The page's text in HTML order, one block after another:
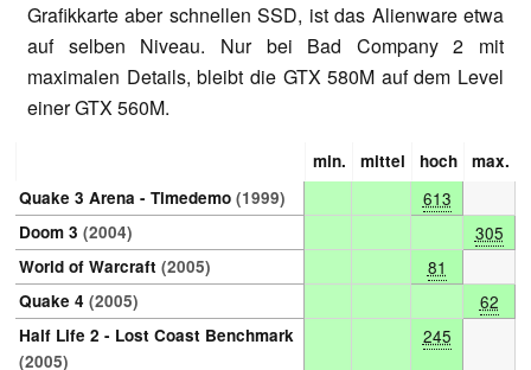
Grafikkarte aber schnellen SSD, ist das Alienware etwa
auf selben Niveau. Nur bei Bad Company 2 mit
maximalen Details, bleibt die GTX 580M auf dem Level
einer GTX 560M.
min. mittel hoch
max.
Quake 3 Arena - Timedemo (1999) 613
Doom 3 (2004) 305
World of Warcraft (2005) 81
Quake 4 (2005) 62
Half Life 2 - Lost Coast Benchmark
(2005)
245